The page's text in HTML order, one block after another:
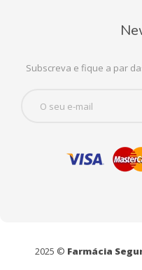
Subscreva e fique a par
2025 © Farmácia